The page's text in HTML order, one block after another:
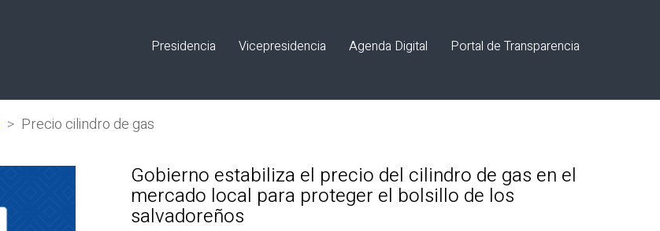
Presidencia Vicepresidencia Agenda Digital Portal de Transparencia
> Precio cilindro de gas
Gobierno estabiliza el precio del cilindro de gas en el
mercado local para proteger el bolsillo de los
salvadoreños